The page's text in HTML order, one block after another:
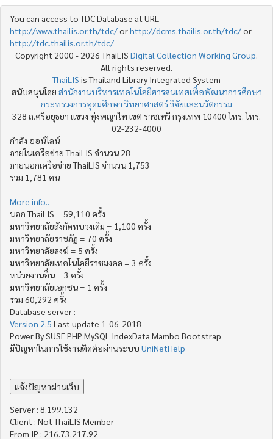
You can access to TDC Database at URL
http://www.thailis.or.th/tdc/orhttp://dcms.thailis.or.th/tdc/or
http://tdc.thailis.or.th/tdc/
Copyright 2000 - 2026 ThaiLIS Digital Collection Working Group
All rights reserved.
ThaiLIS is Thailand Library Integrated System
สนับสนุนโดย สำนักงานบริหารเทคโนโลยีสารสนเทศเพื่อพัฒนาการศึกษา
กระทรวงการอุดมศึกษา วิทยาศาสตร์ วิจัยและนวัตกรรม
328 ถ.ศรีอยุธยา แขวง ทุ่งพญาไท เขต ราชเทวี กรุงเทพ 10400 โทร. โทร.
02-232-4000
กำลัง ออน์ไลน์
ภายในเครือข่าย ThaiLIS จำนวน 28
ภายนอกเครือข่าย ThaiLIS จำนวน 1,753
รวม 1,781 คน
More info..
นอก ThaiLIS = 59,110 ครั้ง
มหาวิทยาลัยสังกัดทบวงเดิม = 1,100 ครั้ง
มหาวิทยาลัยราชภัฏ = 70 ครั้ง
มหาวิทยาลัยสงฆ์ = 5 ครั้ง
มหาวิทยาลัยเทคโนโลยีราชมงคล = 3 ครั้ง
หน่วยงานอื่น = 3 ครั้ง
มหาวิทยาลัยเอกชน = 1 ครั้ง
รวม 60,292 ครั้ง
Database server :
Version 2.5 Last update 1-06-2018
Power By SUSE PHP MySQL IndexData Mambo Bootstrap
มีปัญหาในการใช้งานติดต่อผ่านระบบ UniNetHelp
Server : 8.199.132
Client : Not ThaiLIS Member
From IP : 216.73.217.92